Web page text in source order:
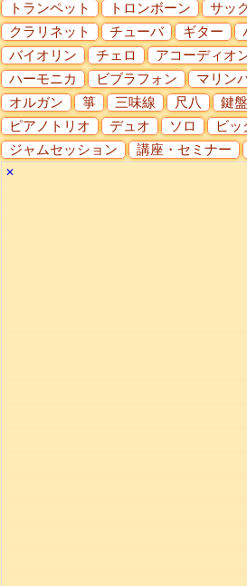
トランペット
トロンボーン サッ
クラリネット
チューバ ギター
バイオリン
チェロ アコーディオ
ハーモニカ
ビブラフォン マリン
オルガン
箏 三味線 尺八
鍵
ピアノトリオ
デュオ ソロ
ビッ
ジャムセッション
講座・セミナー
✕